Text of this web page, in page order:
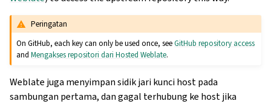
Peringatan
On GitHub, each key can only be used once, seeGitHub repository access
andMengakses repositori dari Hosted Weblate.
Weblate juga menyimpan sidik jari kunci host pada
sambungan pertama, dan gagal terhubung ke host jika